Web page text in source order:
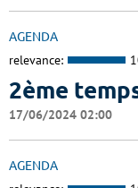
AGENDA
relevance:
2ème
17/06/2024 02:00
AGENDA